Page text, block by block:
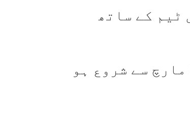
ٹیم کے ساتھ
یاد رہے کہ آئی پی ایل کا 18 واں سیزن 22 مارچ سے شروع ہو